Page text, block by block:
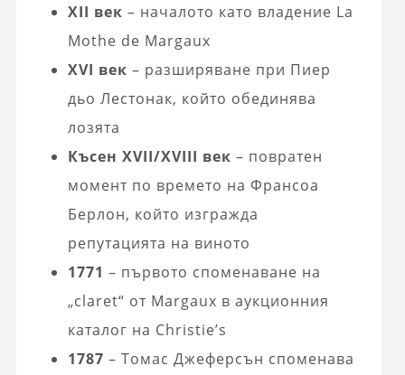
XII век – началото като владение La
Mothe de Margaux
XVI век – разширяване при Пиер
дьо Лестонак, който обединява
лозята
Късен XVII/XVIII век – повратен
момент по времето на Франсоа
Берлон, който изгражда
репутацията на виното
1771 – първото споменаване на
„claret“ от Margaux в аукционния
каталог на Christie’s
1787 – Томас Джеферсън споменава